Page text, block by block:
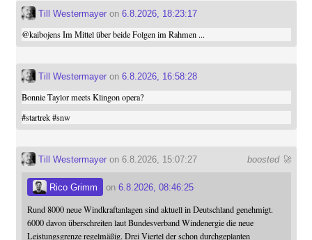
Till Westermayeron 6.8.2026, 18:23:17
@kaibojensIm Mittel über beide Folgen im Rahmen ...
Till Westermayeron 6.8.2026, 16:58:28
Bonnie Taylor meets Klingon opera?
#startrek #snw
boosted 🚀
Till Westermayeron 6.8.2026, 15:07:27
Rico Grimm on 6.8.2026, 08:46:25
Rund 8000 neue Windkraftanlagen sind aktuell in Deutschland genehmigt.
6000 davon überschreiten laut Bundesverband Windenergie die neue
Leistungsgrenze regelmäßig. Drei Viertel der schon durchgeplanten